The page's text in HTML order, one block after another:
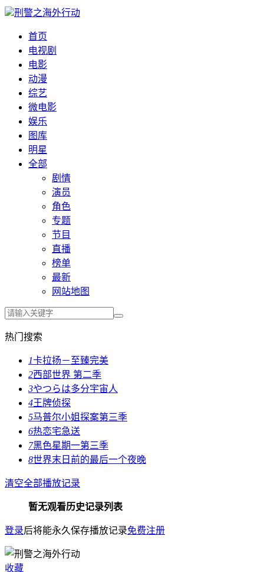
刑警之海外行动
首页
电视剧
电影
动漫
综艺
微电影
娱乐
图库
明星
全部
剧情
演员
角色
专题
节目
直播
榜单
最新
网站地图
热门搜索
1卡拉扬－至臻完美
2西部世界 第二季
3やつらは多分宇宙人
4王牌侦探
5马普尔小姐探案第三季
6热恋宅急送
7黑色星期一第三季
8世界末日前的最后一个夜晚
清空全部播放记录
暂无观看历史记录列表
登录后将能永久保存播放记录免费注册
收藏